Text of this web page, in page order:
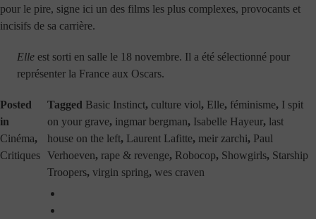
pour le pire, signe ici un des films les plus complexes, provocants et
incisifs de sa carrière.
Elle est sorti en salle le 18 novembre. Il a été sélectionné pour
représenter la France aux Oscars.
Posted
in
Cinéma,
Critiques
Tagged Basic Instinct, culture viol, Elle, féminisme, I spit
on your grave, ingmar bergman, Isabelle Hayeur, last
house on the left, Laurent Lafitte, meir zarchi, Paul
Verhoeven, rape & revenge, Robocop, Showgirls, Starship
Troopers, virgin spring, wes craven